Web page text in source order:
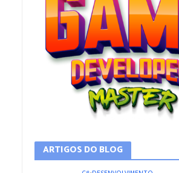
ARTIGOS DO BLOG